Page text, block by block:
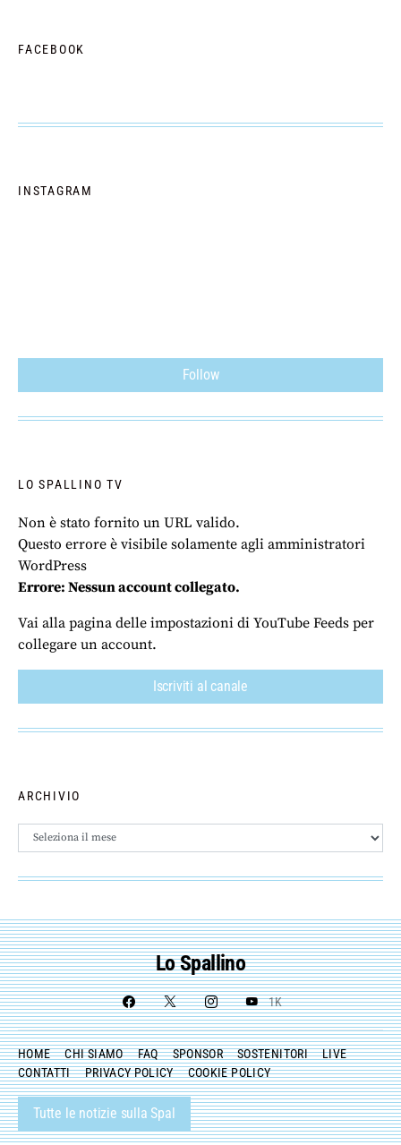
FACEBOOK
INSTAGRAM
Follow
LO SPALLINO TV
Non è stato fornito un URL valido.
Questo errore è visibile solamente agli amministratori
WordPress
Errore: Nessun account collegato.
Vai alla pagina delle impostazioni di YouTube Feeds per
collegare un account.
Iscriviti al canale
ARCHIVIO
Archivio
Lo Spallino
1K
HOME CHI SIAMO FAQ SPONSOR SOSTENITORI
LIVE
CONTATTI
PRIVACY POLICY COOKIE POLICY
Tutte le notizie sulla Spal